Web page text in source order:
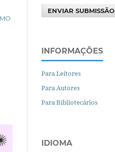
ENVIAR SUBMISSÃO
INFORMAÇÕES
Para Leitores
Para Autores
Para Bibliotecários
IDIOMA